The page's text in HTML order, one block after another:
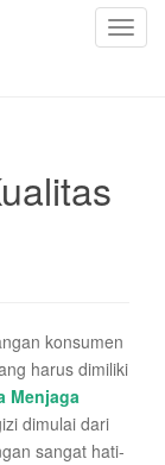
T
konsumen
harus dimiliki
Menjaga
dimulai dari
sangat hati-